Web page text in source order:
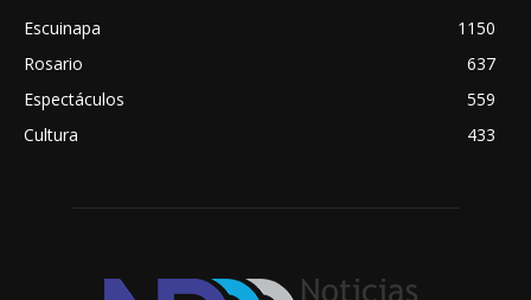
Escuinapa
1150
Rosario
637
Espectáculos
559
Cultura
433